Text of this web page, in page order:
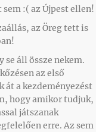
:( az Újpest ellen!
az Öreg tett is
áll össze nekem.
az első
át a kezdeményezést
hogy amikor tudjuk,
játszanak
erre. Az sem